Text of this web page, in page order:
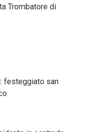
Trombatore di
festeggiato san